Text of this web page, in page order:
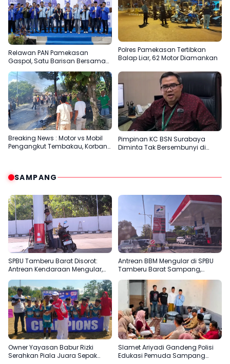
Relawan PAN Pamekasan
Gaspol, Satu Barisan Bersama
Polres Pamekasan Tertibkan
Balap Liar, 62 Motor Diamankan
Breaking News : Motor vs Mobil
Pengangkut Tembakau, Korban
Pimpinan KC BSN Surabaya
Diminta Tak Bersembunyi di
SAMPANG
SPBU Tamberu Barat Disorot:
Antrean Kendaraan Mengular,
Diprioritaskan
Antrean BBM Mengular di SPBU
Tamberu Barat Sampang,
Pengisian Jeriken di Tengah
Kelangkaan
Owner Yayasan Babur Rizki
Serahkan Piala Juara Sepak
Slamet Ariyadi Gandeng Polisi
Edukasi Pemuda Sampang